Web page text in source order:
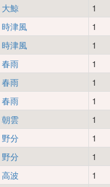
大鯨
1
時津風
1
時津風
1
春雨
1
春雨
1
春雨
1
朝雲
1
野分
1
野分
1
高波
1